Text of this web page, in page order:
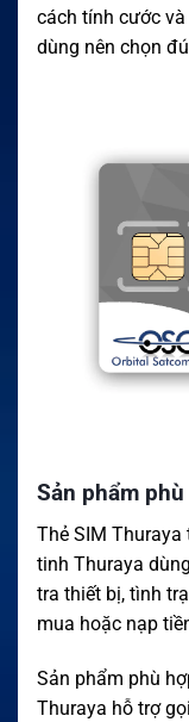
cách tính cước
dùng nên chọn
Sản phẩm
Thẻ SIM
tinh Thuraya
tra thiết bị, tình
mua hoặc nạp
Sản phẩm phù
Thuraya hỗ trợ